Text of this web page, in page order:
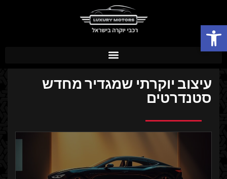
עיצוב יוקרתי שמגדיר מחדש
סטנדרטים
פתח סרגל נגישות